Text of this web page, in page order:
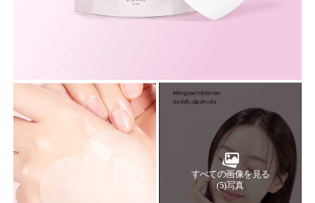
すべての画像を見る
(5)写真